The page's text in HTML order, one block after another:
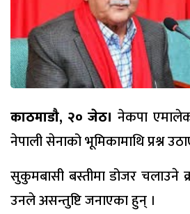
काठमाडौ, २० जेठ।नेकपा
नेपाली सेनाको भूमिकामाथि प्रश्न
सुकुमबासी बस्तीमा डोजर चलाउने
उनले असन्तुष्टि जनाएका हुन् ।